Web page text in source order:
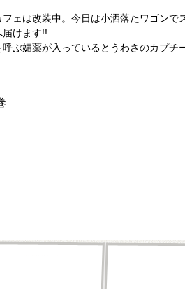
ェは改装中。今日は小洒落たワゴンで
届けます!!
ぶ媚薬が入っているとうわさのカプチ